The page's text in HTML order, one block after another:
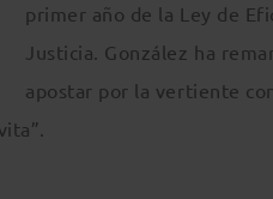
primer año de la Ley de
Justicia. González ha
apostar por la vertiente